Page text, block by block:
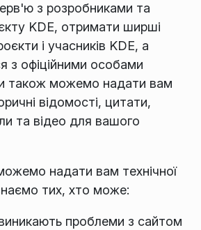
з розробниками та
KDE, отримати ширші
і учасників KDE, а
з офіційними особами
також можемо надати вам
відомості, цитати,
та відео для вашого
надати вам технічної
тих, хто може:
проблеми з сайтом